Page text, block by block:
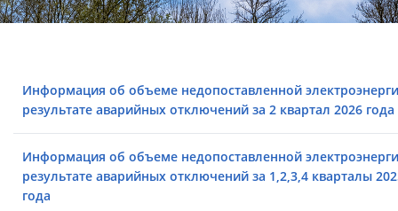
Информация об объеме недопоставленной
результате аварийных отключений за 2 квартал 2026 года
Информация об объеме недопоставленной
результате аварийных отключений за 1,2,3,4 кварталы
года